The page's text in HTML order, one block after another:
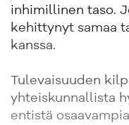
inhimillinen taso.
kehittynyt samaa
kanssa.
Tulevaisuuden
yhteiskunnallista
entistä